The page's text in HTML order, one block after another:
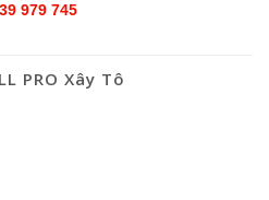
979 745
PRO Xây Tô